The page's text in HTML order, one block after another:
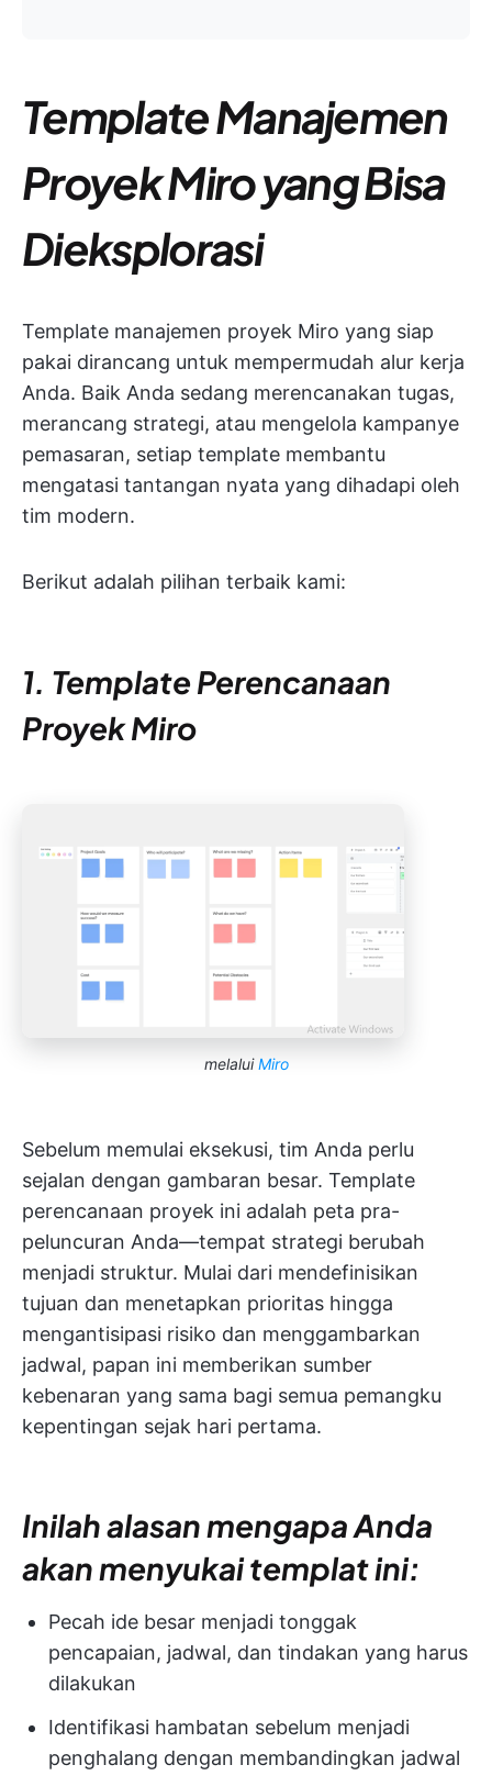
Template Manajemen
Proyek Miro yang Bisa
Dieksplorasi
Template manajemen proyek Miro yang siap
pakai dirancang untuk mempermudah alur kerja
Anda. Baik Anda sedang merencanakan tugas,
merancang strategi, atau mengelola kampanye
pemasaran, setiap template membantu
mengatasi tantangan nyata yang dihadapi oleh
tim modern.
Berikut adalah pilihan terbaik kami:
1. Template Perencanaan
Proyek Miro
melaluiMiro
Sebelum memulai eksekusi, tim Anda perlu
sejalan dengan gambaran besar. Template
perencanaan proyek ini adalah peta pra-
peluncuran Anda—tempat strategi berubah
menjadi struktur. Mulai dari mendefinisikan
tujuan dan menetapkan prioritas hingga
mengantisipasi risiko dan menggambarkan
jadwal, papan ini memberikan sumber
kebenaran yang sama bagi semua pemangku
kepentingan sejak hari pertama.
Inilah alasan mengapa Anda
akan menyukai templat ini:
Pecah ide besar menjadi tonggak
pencapaian, jadwal, dan tindakan yang harus
dilakukan
Identifikasi hambatan sebelum menjadi
penghalang dengan membandingkan jadwal